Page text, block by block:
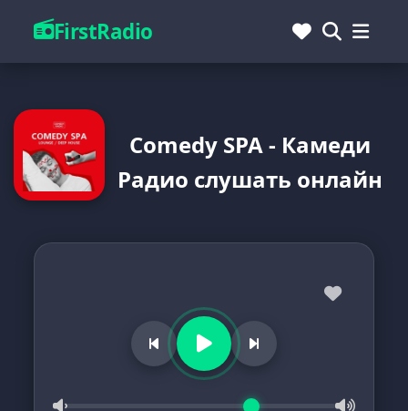
FirstRadio
Comedy SPA - Камеди
Радио слушать онлайн